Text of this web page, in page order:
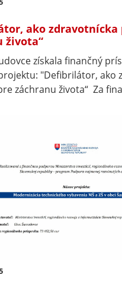
ako
života“
získala finančný
"Defibrilátor, ako
záchranu života“ Za